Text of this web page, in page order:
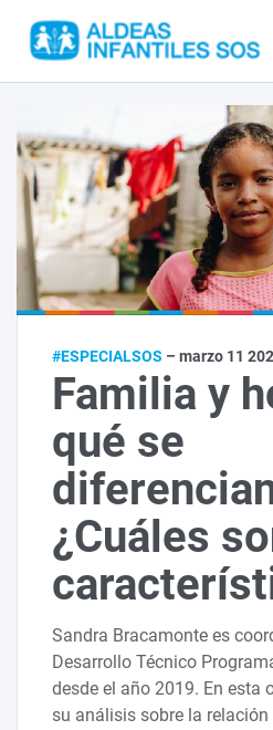
#ESPECIALSOS – marzo 11
Familia y
qué se
¿Cuáles
Sandra Bracamonte es
Desarrollo Técnico
desde el año 2019. En esta
su análisis sobre la